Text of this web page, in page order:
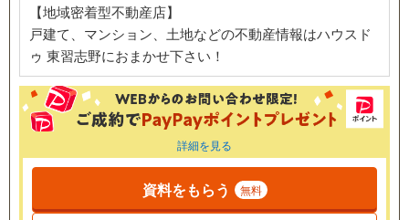
【地域密着型不動産店】
戸建て、マンション、土地などの不動産情報はハウスド
ゥ 東習志野におまかせ下さい！
詳細を見る
資料をもらう 無料